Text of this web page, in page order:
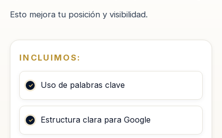
Esto mejora tu posición y visibilidad.
INCLUIMOS:
Uso de palabras clave
Estructura clara para Google